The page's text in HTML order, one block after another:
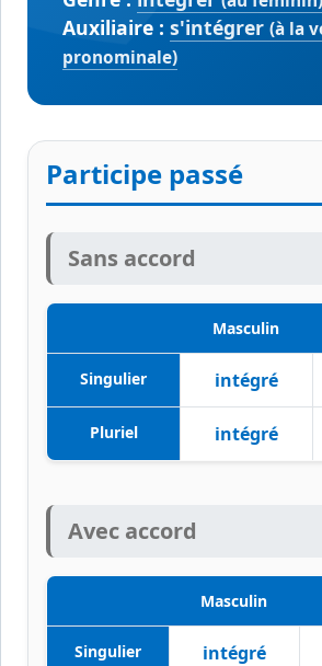
Auxiliaire : s'intégrer (à la
pronominale)
Participe passé
Sans accord
Masculin
Singulier intégré
Pluriel intégré
Avec accord
Masculin
Singulier intégré